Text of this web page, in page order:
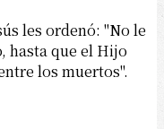
les ordenó: "No le
hasta que el Hijo
los muertos".